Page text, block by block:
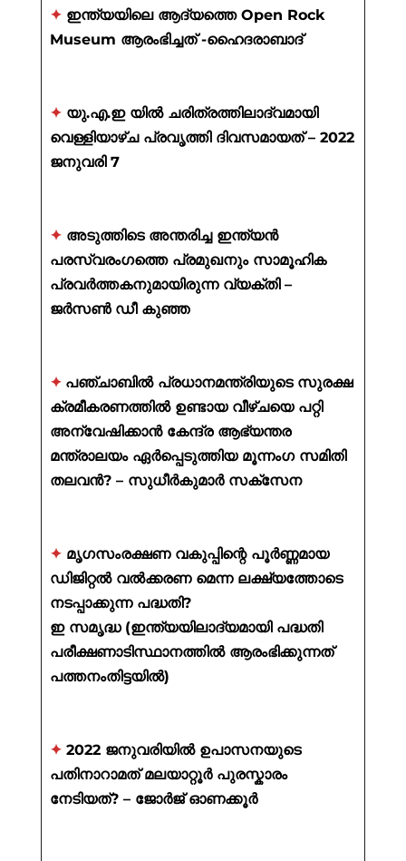
✦ ഇന്ത്യയിലെ ആദ്യത്തെ Open Rock
Museum ആരംഭിച്ചത് -ഹൈദരാബാദ്
✦ യു.എ.ഇ യിൽ ചരിത്രത്തിലാദ്വമായി
വെള്ളിയാഴ്ച പ്രവൃത്തി ദിവസമായത് – 2022
ജനുവരി 7
✦ അടുത്തിടെ അന്തരിച്ച ഇന്ത്യൻ
പരസ്വരംഗത്തെ പ്രമുഖനും സാമൂഹിക
പ്രവർത്തകനുമായിരുന്ന വ്യക്തി –
ജർസൺ ഡീ കുഞ്ഞ
✦ പഞ്ചാബിൽ പ്രധാനമന്ത്രിയുടെ സുരക്ഷ
ക്രമീകരണത്തിൽ ഉണ്ടായ വീഴ്ചയെ പറ്റി
അന്വേഷിക്കാൻ കേന്ദ്ര ആഭ്യന്തര
മന്ത്രാലയം ഏർപ്പെടുത്തിയ മൂന്നംഗ സമിതി
തലവൻ? – സുധീർകുമാർ സക്സേന
✦ മൃഗസംരക്ഷണ വകുപ്പിന്റെ പൂർണ്ണമായ
ഡിജിറ്റൽ വൽക്കരണ മെന്ന ലക്ഷ്യത്തോടെ
നടപ്പാക്കുന്ന പദ്ധതി?
ഇ സമൃദ്ധ (ഇന്ത്യയിലാദ്യമായി പദ്ധതി
പരീക്ഷണാടിസ്ഥാനത്തിൽ ആരംഭിക്കുന്നത്
പത്തനംതിട്ടയിൽ)
✦ 2022 ജനുവരിയിൽ ഉപാസനയുടെ
പതിനാറാമത് മലയാറ്റൂർ പുരസ്കാരം
നേടിയത്? – ജോർജ് ഓണക്കൂർ